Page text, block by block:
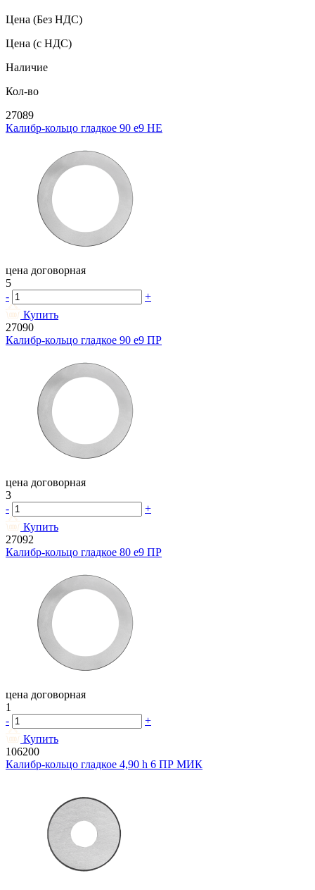
Цена (Без НДС)
Цена (с НДС)
Наличие
Кол-во
27089
Калибр-кольцо гладкое 90 e9 НЕ
цена договорная
5
-
+
Купить
27090
Калибр-кольцо гладкое 90 e9 ПР
цена договорная
3
-
+
Купить
27092
Калибр-кольцо гладкое 80 e9 ПР
цена договорная
1
-
+
Купить
106200
Калибр-кольцо гладкое 4,90 h 6 ПР МИК